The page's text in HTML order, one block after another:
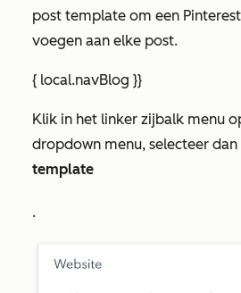
post template om een
voegen aan elke post.
{ local.navBlog }}
Klik in het linker zijbalk menu
dropdown menu, selecteer dan
template
.